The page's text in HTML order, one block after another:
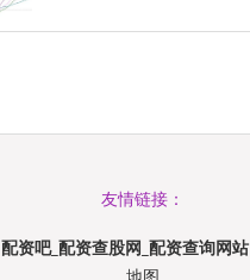
友情链接：
配资吧_配资查股网_配资查询网站
地图